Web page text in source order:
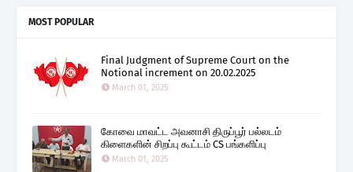
MOST POPULAR
Final Judgment of Supreme Court on the
Notional increment on 20.02.2025
March 01, 2025
கோவை மாவட்ட அவனாசி திருப்பூர் பல்லடம்
கிளைகளின் சிறப்பு கூட்டம் CS பங்களிப்பு
March 01, 2025